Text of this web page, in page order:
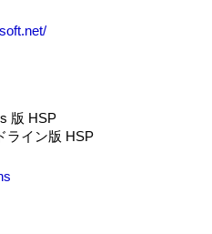
版 HSP
ライン版 HSP